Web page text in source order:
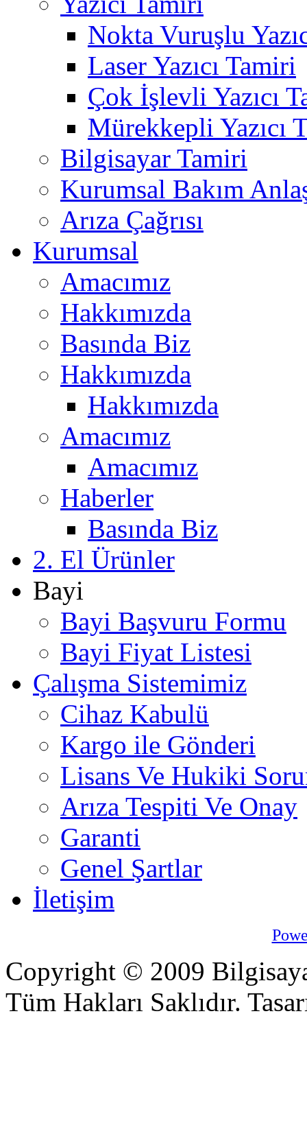
Nokta Vuruşlu
Laser Yazıcı Tamiri
Çok İşlevli Yazıcı
Mürekkepli Yazıcı
Bilgisayar Tamiri
Kurumsal Bakım
Arıza Çağrısı
Kurumsal
Amacımız
Hakkımızda
Basında Biz
Hakkımızda
Hakkımızda
Amacımız
Amacımız
Haberler
Basında Biz
2. El Ürünler
Bayi
Bayi Başvuru Formu
Bayi Fiyat Listesi
Çalışma Sistemimiz
Cihaz Kabulü
Kargo ile Gönderi
Lisans Ve Hukiki
Arıza Tespiti Ve Onay
Garanti
Genel Şartlar
İletişim
Copyright © 2009
Tüm Hakları Saklıdır.